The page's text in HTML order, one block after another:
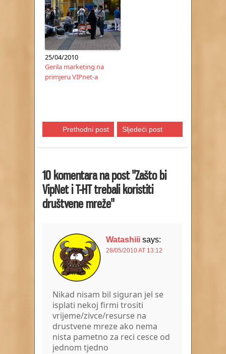
25/04/2010
Gerila marketing na
primjeru VIPnet-a
Prethodni post Sljedeći post
10 komentara na post "Zašto bi
VipNet i T-HT trebali koristiti
društvene mreže"
Watashiii says:
28/05/2010 AT 13:12
Nikad nisam bil siguran jel se
isplati nekoj firmi trositi
vrijeme/zivce/resurse na
drustvene mreze ako nema
nista pametno za reci cesce od
jednom tjedno